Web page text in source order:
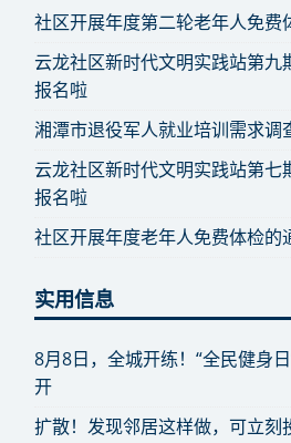
社区开展年度第二轮老年人免费
云龙社区新时代文明实践站第九
报名啦
湘潭市退役军人就业培训需求调
云龙社区新时代文明实践站第七
报名啦
社区开展年度老年人免费体检的
实用信息
8月8日，全城开练！“全民健身
开
扩散！发现邻居这样做，可立刻